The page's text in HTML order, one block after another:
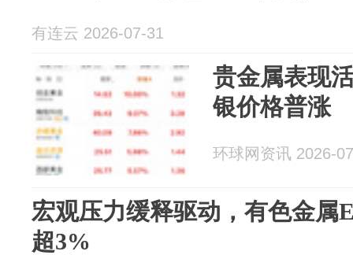
有连云 2026-07-31
贵金属表现
银价格普涨
环球网资讯 2026-
宏观压力缓释驱动，有色金属
超3%